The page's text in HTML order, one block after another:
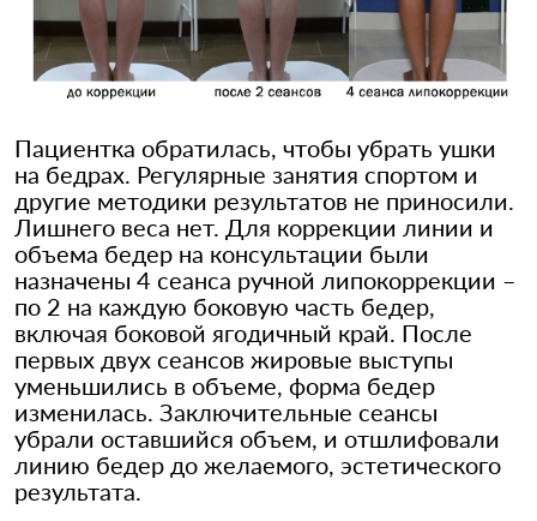
Пациентка обратилась, чтобы убрать ушки
на бедрах. Регулярные занятия спортом и
другие методики результатов не приносили.
Лишнего веса нет. Для коррекции линии и
объема бедер на консультации были
назначены 4 сеанса ручной липокоррекции –
по 2 на каждую боковую часть бедер,
включая боковой ягодичный край. После
первых двух сеансов жировые выступы
уменьшились в объеме, форма бедер
изменилась. Заключительные сеансы
убрали оставшийся объем, и отшлифовали
линию бедер до желаемого, эстетического
результата.